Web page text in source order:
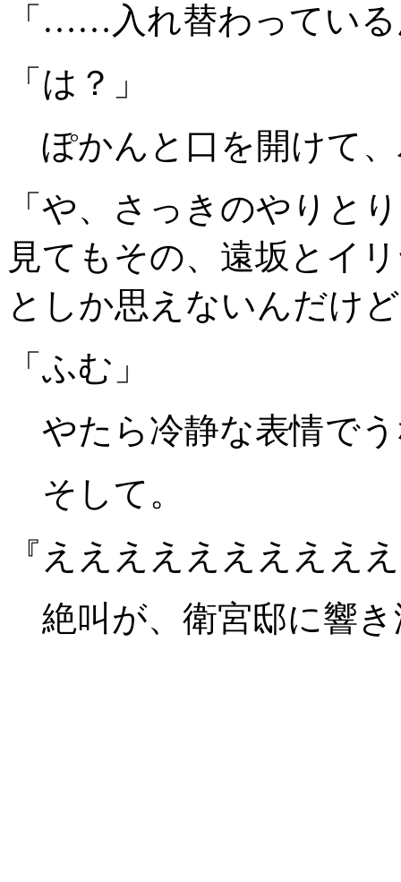
「……入れ替わってい
「は？」
ぽかんと口を開けて
「や、さっきのやりと
見てもその、遠坂とイ
としか思えないんだけ
「ふむ」
やたら冷静な表情で
そして。
『えええええええええ
絶叫が、衛宮邸に響